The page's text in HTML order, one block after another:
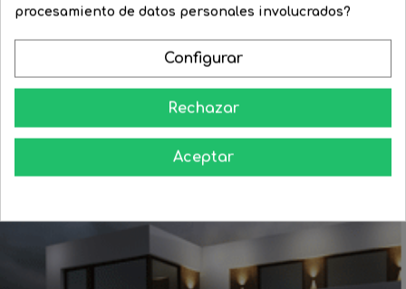
regular regular
Aprende como darle a tu casa todo el esplendor en las noches
procesamiento de datos personales involucrados?
Configurar
Rechazar
Aceptar